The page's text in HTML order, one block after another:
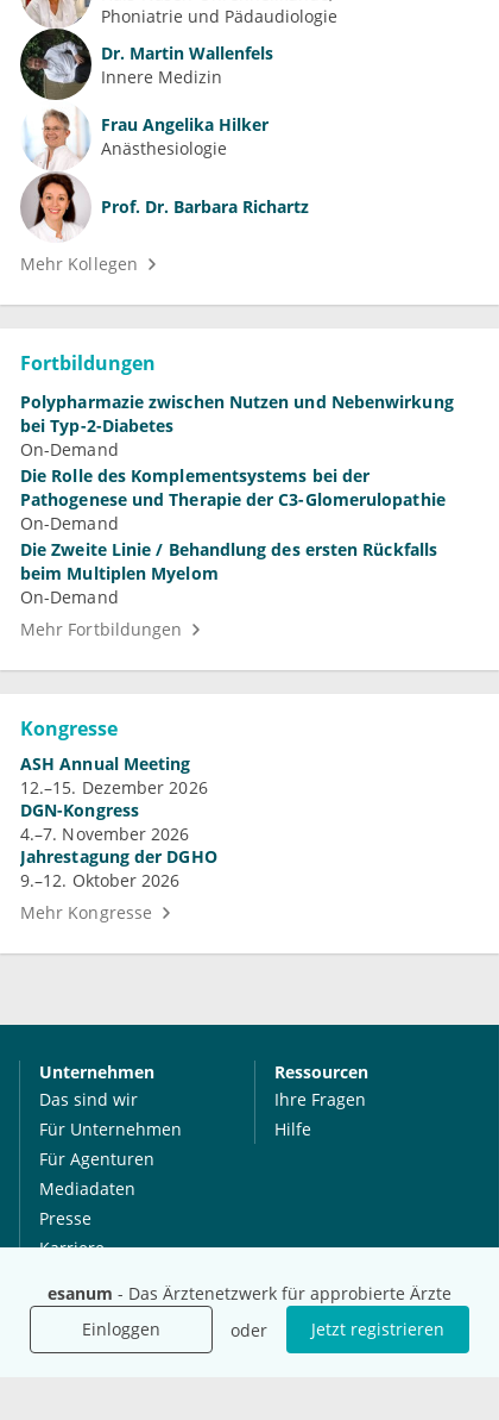
esanum - Das Ärztenetzwerk für approbierte Ärzte
Einloggen
oder Jetzt registrieren
Phoniatrie und Pädaudiologie
Dr. Martin Wallenfels
Innere Medizin
Frau Angelika Hilker
Anästhesiologie
Prof. Dr. Barbara Richartz
Mehr Kollegen
Fortbildungen
Polypharmazie zwischen Nutzen und Nebenwirkung
bei Typ-2-Diabetes
On-Demand
Die Rolle des Komplementsystems bei der
Pathogenese und Therapie der C3-Glomerulopathie
On-Demand
Die Zweite Linie / Behandlung des ersten Rückfalls
beim Multiplen Myelom
On-Demand
Mehr Fortbildungen
Kongresse
ASH Annual Meeting
12.–15. Dezember 2026
DGN-Kongress
4.–7. November 2026
Jahrestagung der DGHO
9.–12. Oktober 2026
Mehr Kongresse
Unternehmen
Das sind wir
Für Unternehmen
Für Agenturen
Mediadaten
Presse
Karriere
Ressourcen
Ihre Fragen
Hilfe
International
Social Media